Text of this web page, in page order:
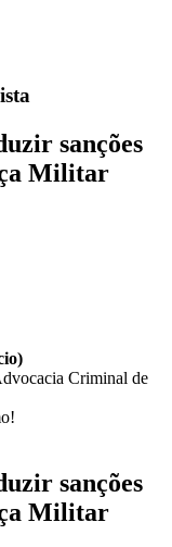
sanções
Militar
Criminal de
sanções
Militar